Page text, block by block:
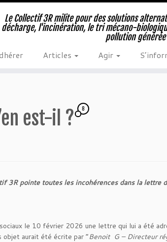
Le Collectif 3R milite pour des solutions
décharge, l'incinération, le tri mécano-
pollution
Articles Agir
est-il ? 8
3R pointe toutes les incohérences dans la lettre
le 10 février 2026 une lettre qui lui a été
aurait été écrite par “Benoit G – Directeur